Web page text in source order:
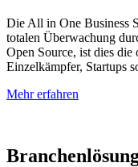
Die All in One Business
totalen Überwachung
Open Source, ist dies
Einzelkämpfer, Startups
Mehr erfahren